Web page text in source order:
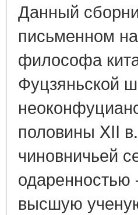
Данный
письменном
философа
Фуцзяньской
половины XII
чиновничьей
одаренностью
высшую